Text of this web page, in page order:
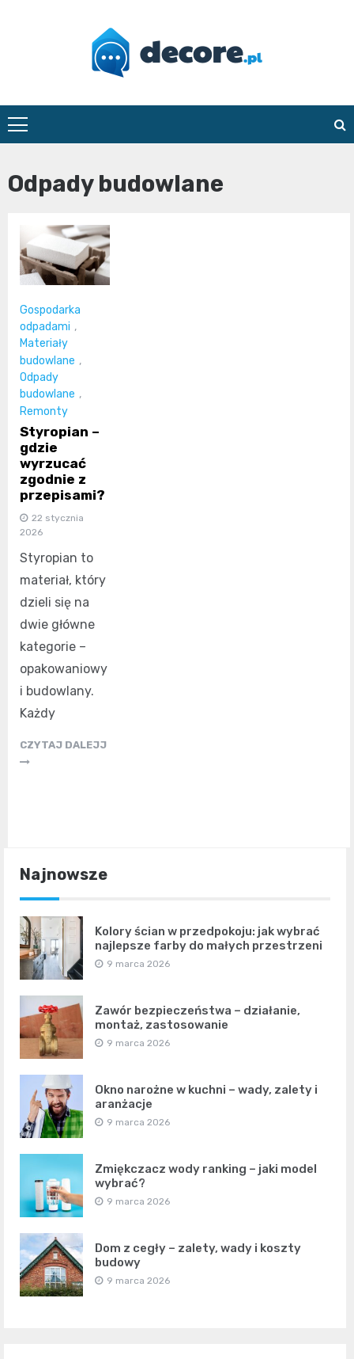
decore.pl
Odpady budowlane
Gospodarka
odpadami ,
Materiały
budowlane ,
Odpady
budowlane ,
Remonty
Styropian –
gdzie
wyrzucać
zgodnie z
przepisami?
22 stycznia
2026
Styropian to
materiał, który
dzieli się na
dwie główne
kategorie –
opakowaniowy
i budowlany.
Każdy
CZYTAJ DALEJJ
Najnowsze
Kolory ścian w przedpokoju: jak wybrać
najlepsze farby do małych przestrzeni
9 marca 2026
Zawór bezpieczeństwa – działanie,
montaż, zastosowanie
9 marca 2026
Okno narożne w kuchni – wady, zalety i
aranżacje
9 marca 2026
Zmiękczacz wody ranking – jaki model
wybrać?
9 marca 2026
Dom z cegły – zalety, wady i koszty
budowy
9 marca 2026